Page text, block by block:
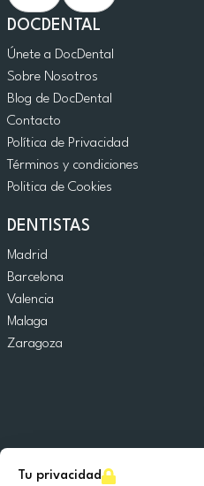
Tu privacidad
DOCDENTAL
Únete a DocDental
Sobre Nosotros
Blog de DocDental
Contacto
Política de Privacidad
Términos y condiciones
Politica de Cookies
DENTISTAS
Madrid
Barcelona
Valencia
Malaga
Zaragoza